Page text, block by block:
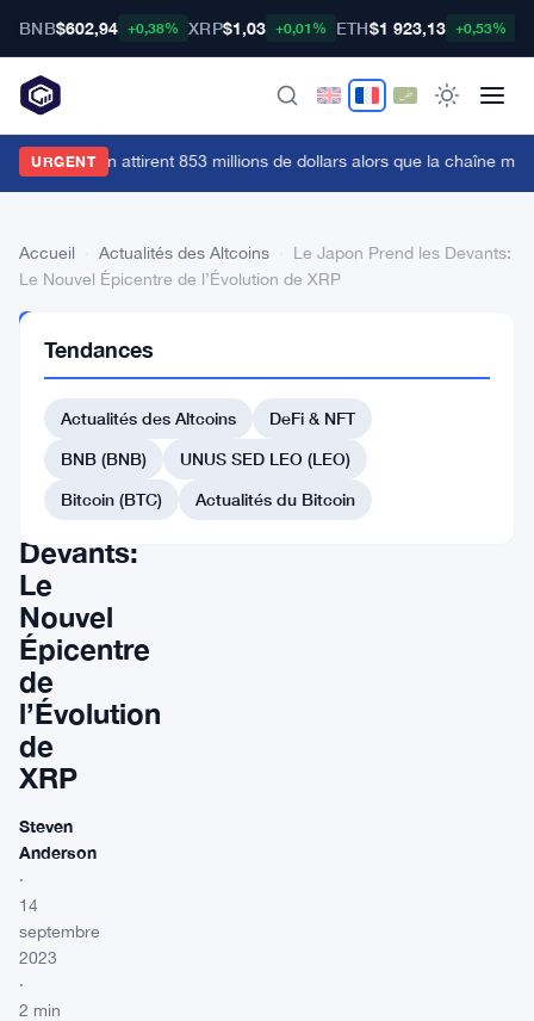
BNB$602,94 +0,38% XRP$1,03 +0,01% ETH$1 923,13 +0,53%
URGENT
ETF Bitcoin attirent 853 millions de dollars alors que la chaîne
Accueil Actualités des Altcoins
Le Japon Prend les Devants:
Le Nouvel Épicentre de l’Évolution de XRP
DES
ALTCOINS
Japon
Prend
Devants:
Le
Nouvel
Épicentre
de
l’Évolution
de
XRP
Steven
Anderson
·
14
septembre
2023
·
2 min
Tendances
Actualités des Altcoins
DeFi & NFT
BNB (BNB)
UNUS SED LEO (LEO)
Bitcoin (BTC)
Actualités du Bitcoin